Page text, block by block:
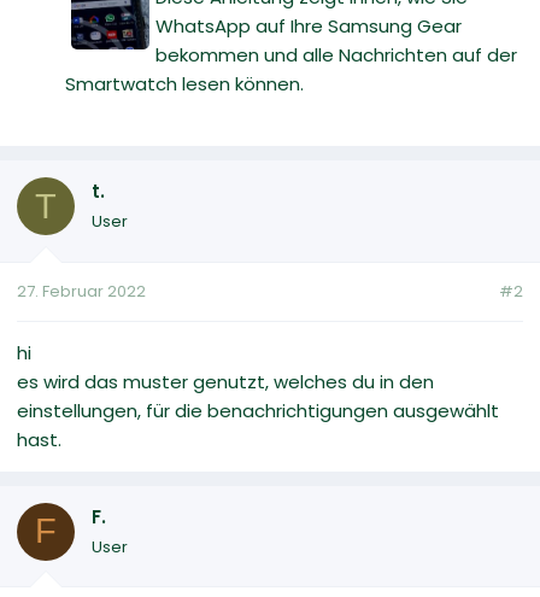
WhatsApp auf Ihre Samsung Gear
bekommen und alle Nachrichten auf der
Smartwatch lesen können.
T t.
User
27. Februar 2022 #2
hi
es wird das muster genutzt, welches du in den
einstellungen, für die benachrichtigungen ausgewählt
hast.
F F.
User